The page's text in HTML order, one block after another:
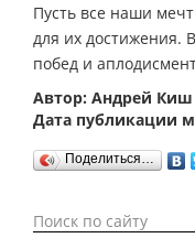
Пусть все наши
для их достижения.
побед и
Автор: Андрей Киш
Дата публикации
Поделиться…